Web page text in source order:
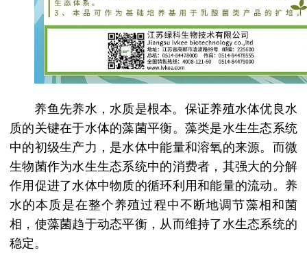
养鱼先养水，水质是根本。保证养殖水体优良水
质的关键在于水体的藻菌平衡。藻类是水生生态系统
中的初级生产力，是水体中能量和溶氧的来源。而微
生物菌作为水生生态系统中的消费者，其强大的分解
作用促进了水体中物质的循环利用和能量的流动。养
水的本质是在整个养殖过程中不断地调节藻相和菌
相，使藻菌趋于动态平衡，从而维持了水生态系统的
稳定。